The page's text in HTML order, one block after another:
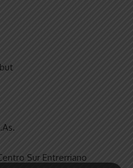
Sur Entrerriano